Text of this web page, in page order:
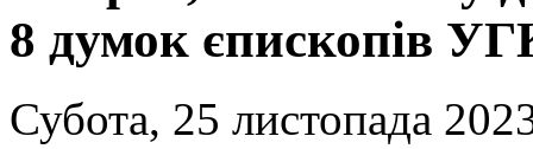
8 думок єпископів
Субота, 25 листопада